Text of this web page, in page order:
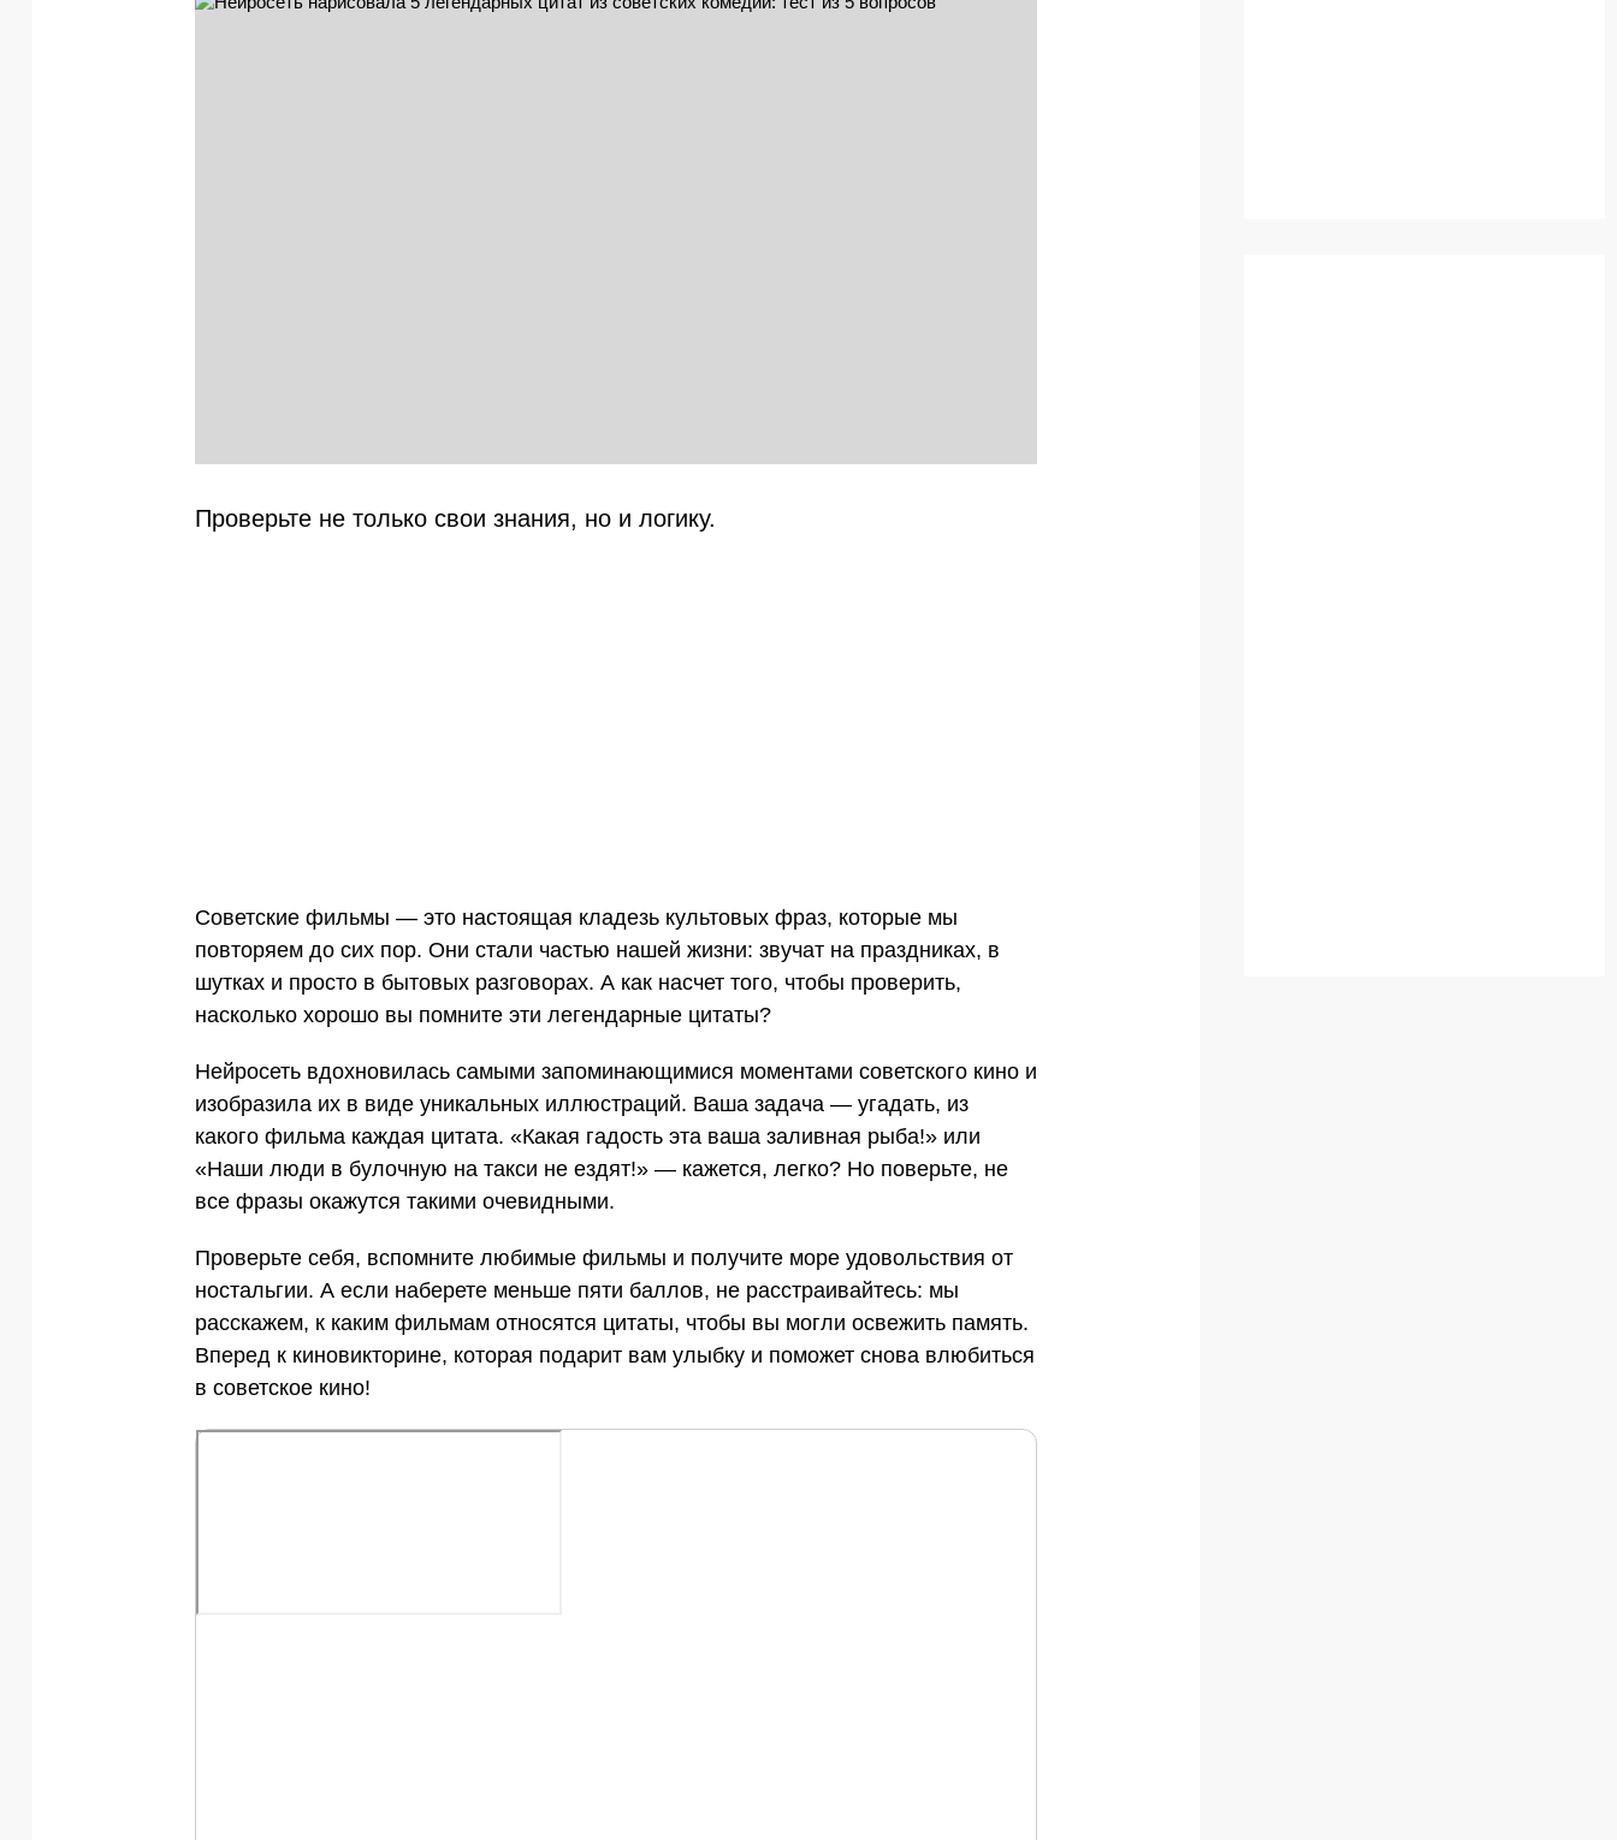
Проверьте не только свои знания, но и логику.
Советские фильмы — это настоящая кладезь культовых фраз, которые мы
повторяем до сих пор. Они стали частью нашей жизни: звучат на праздниках, в
шутках и просто в бытовых разговорах. А как насчет того, чтобы проверить,
насколько хорошо вы помните эти легендарные цитаты?
Нейросеть вдохновилась самыми запоминающимися моментами советского кино и
изобразила их в виде уникальных иллюстраций. Ваша задача — угадать, из
какого фильма каждая цитата. «Какая гадость эта ваша заливная рыба!» или
«Наши люди в булочную на такси не ездят!» — кажется, легко? Но поверьте, не
все фразы окажутся такими очевидными.
Проверьте себя, вспомните любимые фильмы и получите море удовольствия от
ностальгии. А если наберете меньше пяти баллов, не расстраивайтесь: мы
расскажем, к каким фильмам относятся цитаты, чтобы вы могли освежить память.
Вперед к киновикторине, которая подарит вам улыбку и поможет снова влюбиться
в советское кино!